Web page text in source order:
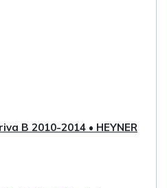
B 2010-2014 • HEYNER